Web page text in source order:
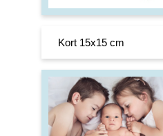
Kort 15x15 cm